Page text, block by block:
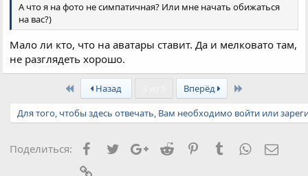
А что я на фото не симпатичная? Или мне начать обижаться
на вас?)
Мало ли кто, что на аватары ставит. Да и мелковато там,
не разглядеть хорошо.
First Назад Вперёд
Для того, чтобы здесь отвечать, Вам необходимо войти или
Поделиться: Facebook
TwitterGoogle+
Reddit PinterestTumblrWhatsApp